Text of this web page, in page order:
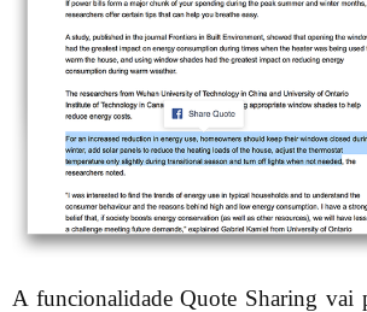
A funcionalidade Quote Sharing vai